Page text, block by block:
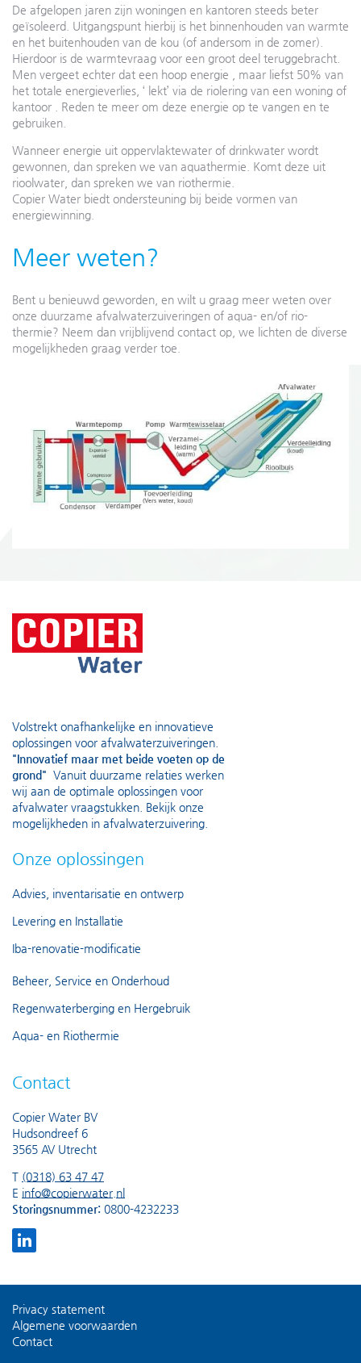
De afgelopen jaren zijn woningen en kantoren steeds beter
geïsoleerd. Uitgangspunt hierbij is het binnenhouden van warmte
en het buitenhouden van de kou (of andersom in de zomer).
Hierdoor is de warmtevraag voor een groot deel teruggebracht.
Men vergeet echter dat een hoop energie , maar liefst 50% van
het totale energieverlies, ‘ lekt’ via de riolering van een woning of
kantoor . Reden te meer om deze energie op te vangen en te
gebruiken.
Wanneer energie uit oppervlaktewater of drinkwater wordt
gewonnen, dan spreken we van aquathermie. Komt deze uit
rioolwater, dan spreken we van riothermie.
Copier Water biedt ondersteuning bij beide vormen van
energiewinning.
Meer weten?
Bent u benieuwd geworden, en wilt u graag meer weten over
onze duurzame afvalwaterzuiveringen of aqua- en/of rio-
thermie? Neem dan vrijblijvend contact op, we lichten de diverse
mogelijkheden graag verder toe.
Volstrekt onafhankelijke en innovatieve
oplossingen voor afvalwaterzuiveringen.
"Innovatief maar met beide voeten op de
grond" Vanuit duurzame relaties werken
wij aan de optimale oplossingen voor
afvalwater vraagstukken. Bekijk onze
mogelijkheden in afvalwaterzuivering
Onze oplossingen
Advies, inventarisatie en ontwerp
Levering en Installatie
Iba-renovatie-modificatie
Beheer, Service en Onderhoud
Regenwaterberging en Hergebruik
Aqua- en Riothermie
Contact
Copier Water BV
Hudsondreef 6
3565 AV Utrecht
T (0318) 63 47 47
E info@copierwater.nl
Storingsnummer: 0800-4232233
Privacy statement
Algemene voorwaarden
Contact